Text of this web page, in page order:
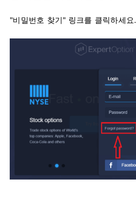
"비밀번호 찾기" 링크를 클릭하세요.